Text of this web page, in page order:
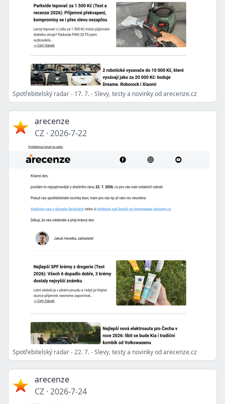
Spotřebitelský radar - 17. 7. - Slevy, testy a novinky od arecenze.cz
arecenze
CZ · 2026-7-22
Spotřebitelský radar - 22. 7. - Slevy, testy a novinky od arecenze.cz
arecenze
CZ · 2026-7-24